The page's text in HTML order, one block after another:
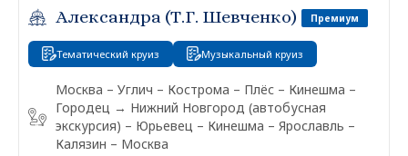
Александра (Т.Г. Шевченко) Премиум
Тематический круиз Музыкальный круиз
Москва – Углич – Кострома – Плёс – Кинешма –
Городец → Нижний Новгород (автобусная
экскурсия) – Юрьевец – Кинешма – Ярославль –
Калязин – Москва